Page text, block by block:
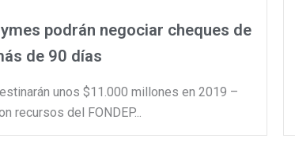
podrán negociar cheques de
de 90 días
unos $11.000 millones en 2019 –
recursos del FONDEP...